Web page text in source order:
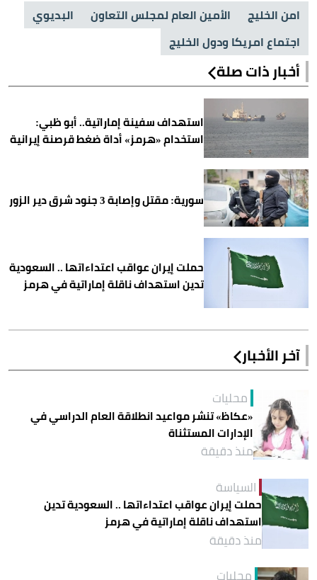
امن الخليج الأمين العام لمجلس التعاون
البديوي
اجتماع امريكا ودول الخليج
أخبار ذات صلة
استهداف سفينة إماراتية.. أبو ظبي:
استخدام «هرمز» أداة ضغط قرصنة إيرانية
سورية: مقتل وإصابة 3 جنود شرق دير الزور
حملت إيران عواقب اعتداءاتها .. السعودية
تدين استهداف ناقلة إماراتية في هرمز
آخر الأخبار
محليات
«عكاظ» تنشر مواعيد انطلاقة العام الدراسي في
الإدارات المستثناة
منذ دقيقة
السياسة
حملت إيران عواقب اعتداءاتها .. السعودية تدين
استهداف ناقلة إماراتية في هرمز
منذ دقيقة